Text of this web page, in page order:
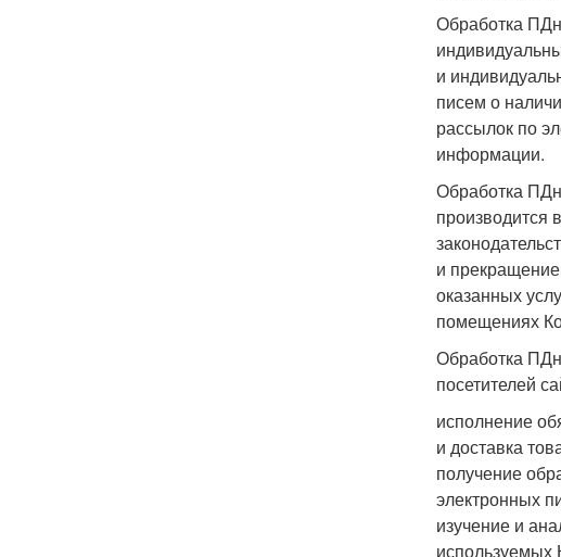
Обработка ПДн
и
писем о
рассылок по
информации.
Обработка
производится
и
оказанных
помещениях
Обработка ПДн
посетителей
исполнение
и доставка
получение
электронных
изучение и
используемых